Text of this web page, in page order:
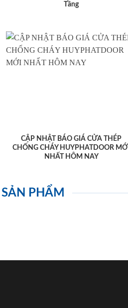
Tầng
CẬP NHẬT BÁO GIÁ CỬA THÉP
CHỐNG CHÁY HUYPHATDOOR MỚI
NHẤT HÔM NAY
PHẨM